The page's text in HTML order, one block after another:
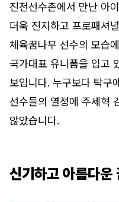
진천선수촌에서 만난 아
더욱 진지하고 프로패셔
체육꿈나무 선수의 모습
국가대표 유니폼을 입고
보입니다. 누구보다 탁구
선수들의 열정에 주세혁
않았습니다.
신기하고 아름다운